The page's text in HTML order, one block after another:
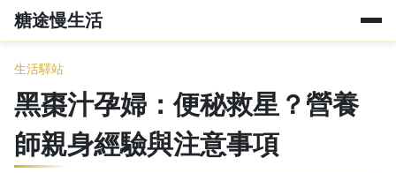
糖途慢生活
生活驛站
黑棗汁孕婦：便秘救星？營養
師親身經驗與注意事項